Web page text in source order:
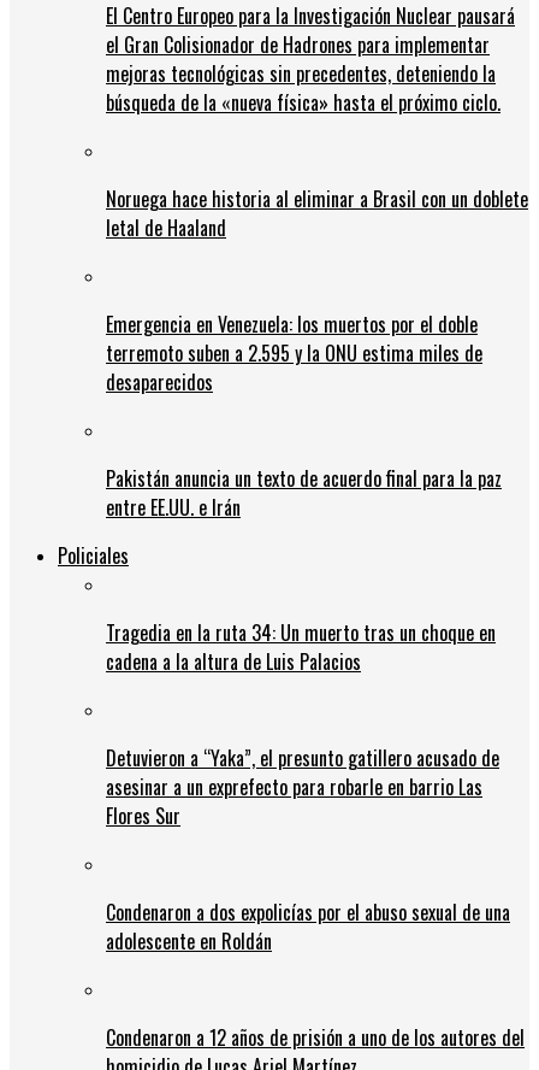
El Centro Europeo para la Investigación Nuclear pausará
el Gran Colisionador de Hadrones para implementar
mejoras tecnológicas sin precedentes, deteniendo la
búsqueda de la «nueva física» hasta el próximo ciclo.
Noruega hace historia al eliminar a Brasil con un doblete
letal de Haaland
Emergencia en Venezuela: los muertos por el doble
terremoto suben a 2.595 y la ONU estima miles de
desaparecidos
Pakistán anuncia un texto de acuerdo final para la paz
entre EE.UU. e Irán
Policiales
Tragedia en la ruta 34: Un muerto tras un choque en
cadena a la altura de Luis Palacios
Detuvieron a “Yaka”, el presunto gatillero acusado de
asesinar a un exprefecto para robarle en barrio Las
Flores Sur
Condenaron a dos expolicías por el abuso sexual de una
adolescente en Roldán
Condenaron a 12 años de prisión a uno de los autores del